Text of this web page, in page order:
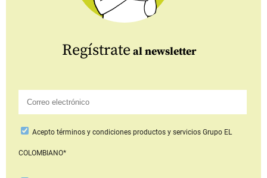
Regístrate al newsletter
Aceptotérminos y condiciones productos y serviciosGrupo EL
COLOMBIANO*